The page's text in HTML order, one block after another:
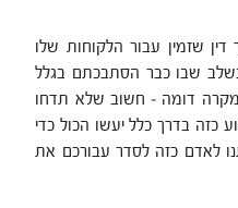
שזמין עבור הלקוחות שלו
שבו כבר הסתבכתם בגלל
דומה – חשוב שלא תדחו
כזה בדרך כלל יעשו הכול כדי
לאדם כזה לסדר עבורכם את